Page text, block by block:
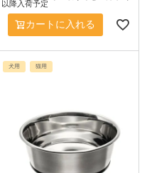
以降入荷予定
カートに入れる
犬用 猫用